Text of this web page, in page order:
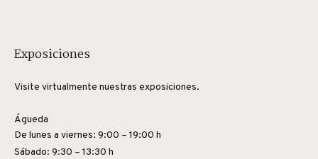
Exposiciones
Visite virtualmente nuestras exposiciones.
Águeda
De lunes a viernes: 9:00 – 19:00 h
Sábado: 9:30 – 13:30 h